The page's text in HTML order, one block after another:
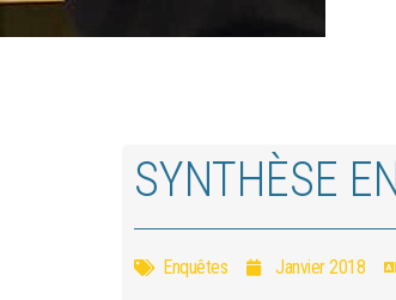
SYNTHÈSE
Enquêtes Janvier 2018